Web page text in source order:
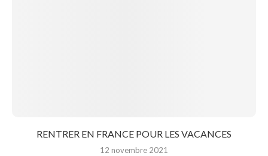
RENTRER EN FRANCE POUR LES VACANCES
12 novembre 2021